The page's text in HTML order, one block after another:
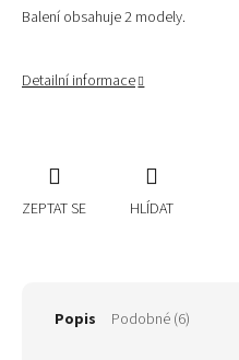
Balení obsahuje 2 modely.
Detailní informace
ZEPTAT SE HLÍDAT
Popis Podobné (6)